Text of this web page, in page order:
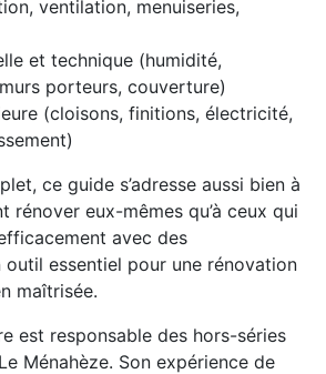
ventilation, menuiseries,
et technique (humidité,
porteurs, couverture)
(cloisons, finitions, électricité,
ce guide s’adresse aussi bien à
rénover eux-mêmes qu’à ceux qui
avec des
outil essentiel pour une rénovation
maîtrisée.
est responsable des hors-séries
Ménahèze. Son expérience de